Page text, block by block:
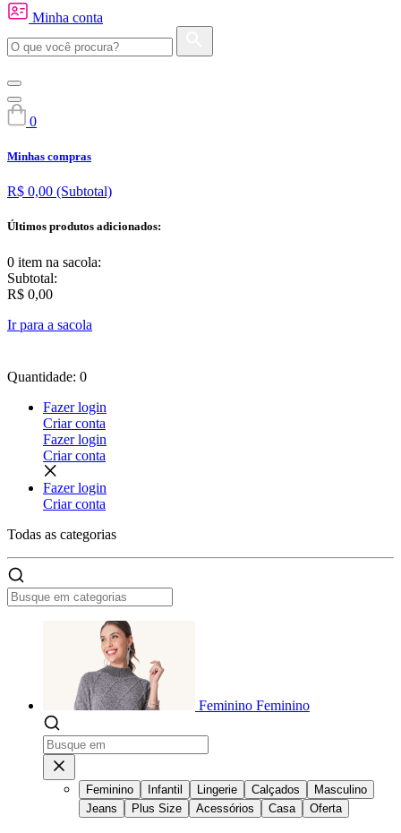
Minha conta
0
Minhas compras
R$ 0,00 (Subtotal)
Últimos produtos adicionados:
0 item na sacola:
Subtotal:
R$ 0,00
Ir para a sacola
Quantidade: 0
Fazer login
Criar conta
Fazer login
Criar conta
Fazer login
Criar conta
Todas as categorias
Feminino Feminino
Feminino Infantil Lingerie Calçados
Masculino
Jeans
Plus Size Acessórios Casa Oferta